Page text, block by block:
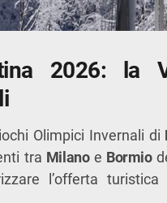
2026: la
Olimpici Invernali di
tra Milanoe Bormio
l’offerta